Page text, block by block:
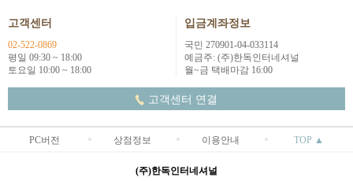
고객센터
02-522-0869
평일 09:30 ~ 18:00
토요일 10:00 ~ 18:00
입금계좌정보
국민 270901-04-033114
예금주: (주)한독인터네셔널
월~금 택배마감 16:00
고객센터 연결
PC버전 상점정보 이용안내 TOP ▲
(주)한독인터네셔널